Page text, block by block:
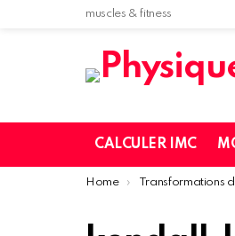
muscles & fitness
CALCULER IMC
You are here:
Home Transformations des